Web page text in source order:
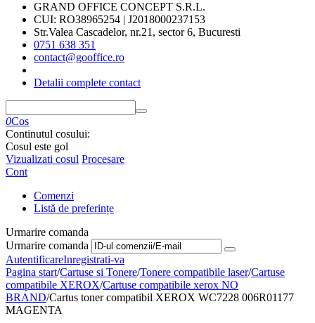
GRAND OFFICE CONCEPT S.R.L.
CUI: RO38965254 | J2018000237153
Str.Valea Cascadelor, nr.21, sector 6, Bucuresti
0751 638 351
contact@gooffice.ro
Detalii complete contact
0Cos
Continutul cosului:
Cosul este gol
Vizualizati cosul Procesare
Cont
Comenzi
Listă de preferințe
Urmarire comanda
Urmarire comanda
AutentificareInregistrati-va
Pagina start/Cartuse si Tonere/Tonere compatibile laser/Cartuse
compatibile XEROX/Cartuse compatibile xerox NO
BRAND/Cartus toner compatibil XEROX WC7228 006R01177
MAGENTA